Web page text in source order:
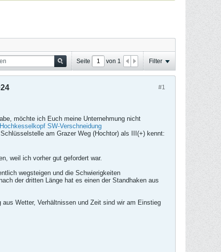
Seite von 1 Filter
#1
möchte ich Euch meine Unternehmung nicht
Hochkesselkopf SW-Verschneidung
am Grazer Weg (Hochtor) als III(+) kennt:
weil ich vorher gut gefordert war.
wegsteigen und die Schwierigkeiten
der dritten Länge hat es einen der Standhaken aus
Wetter, Verhältnissen und Zeit sind wir am Einstieg